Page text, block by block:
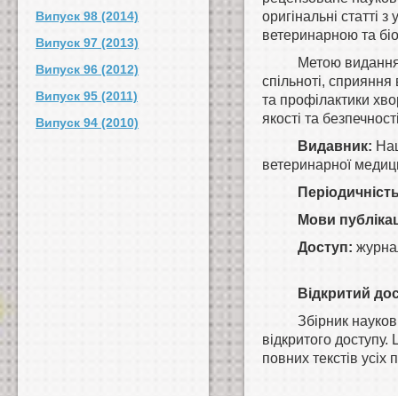
Випуск 98 (2014)
Випуск 97 (2013)
Випуск 96 (2012)
Випуск 95 (2011)
Випуск 94 (2010)
оригінальні статті з
ветеринарною та
Метою видання
спільноті,
та профілактики
якості та
Видавник:
ветеринарної
Мови
Доступ:
Відкритий
Збірник
відкритого
повних текстів усіх